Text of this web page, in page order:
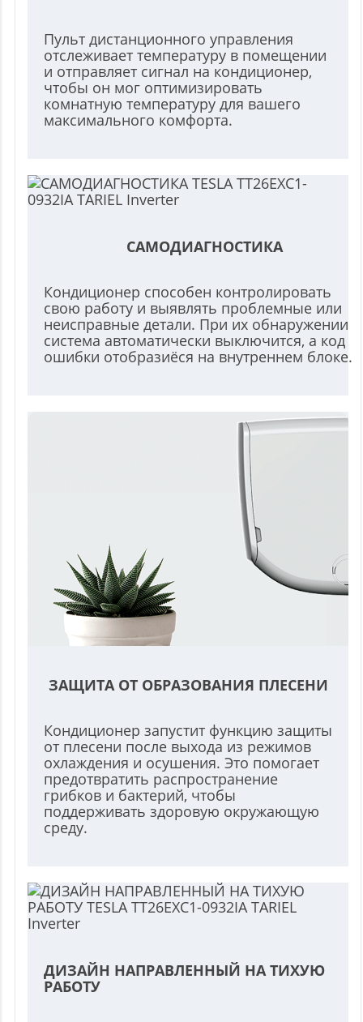
Пульт дистанционного управления
отслеживает температуру в помещении
и отправляет сигнал на кондиционер,
чтобы он мог оптимизировать
комнатную температуру для вашего
максимального комфорта.
САМОДИАГНОСТИКА
Кондиционер способен контролировать
свою работу и выявлять проблемные или
неисправные детали. При их обнаружении
система автоматически выключится, а код
ошибки отобразиёся на внутреннем блоке.
ЗАЩИТА ОТ ОБРАЗОВАНИЯ ПЛЕСЕНИ
Кондиционер запустит функцию защиты
от плесени после выхода из режимов
охлаждения и осушения. Это помогает
предотвратить распространение
грибков и бактерий, чтобы
поддерживать здоровую окружающую
среду.
ДИЗАЙН НАПРАВЛЕННЫЙ НА ТИХУЮ
РАБОТУ